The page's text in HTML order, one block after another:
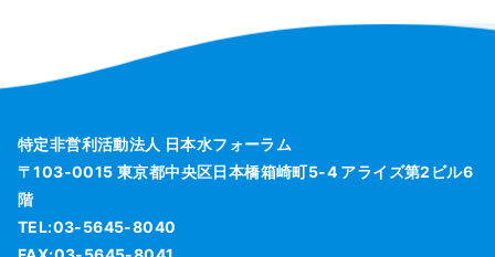
特定非営利活動法人 日本水フォーラム
〒103-0015 東京都中央区日本橋箱崎町5-4 アライズ第2ビル6
階
TEL:03-5645-8040